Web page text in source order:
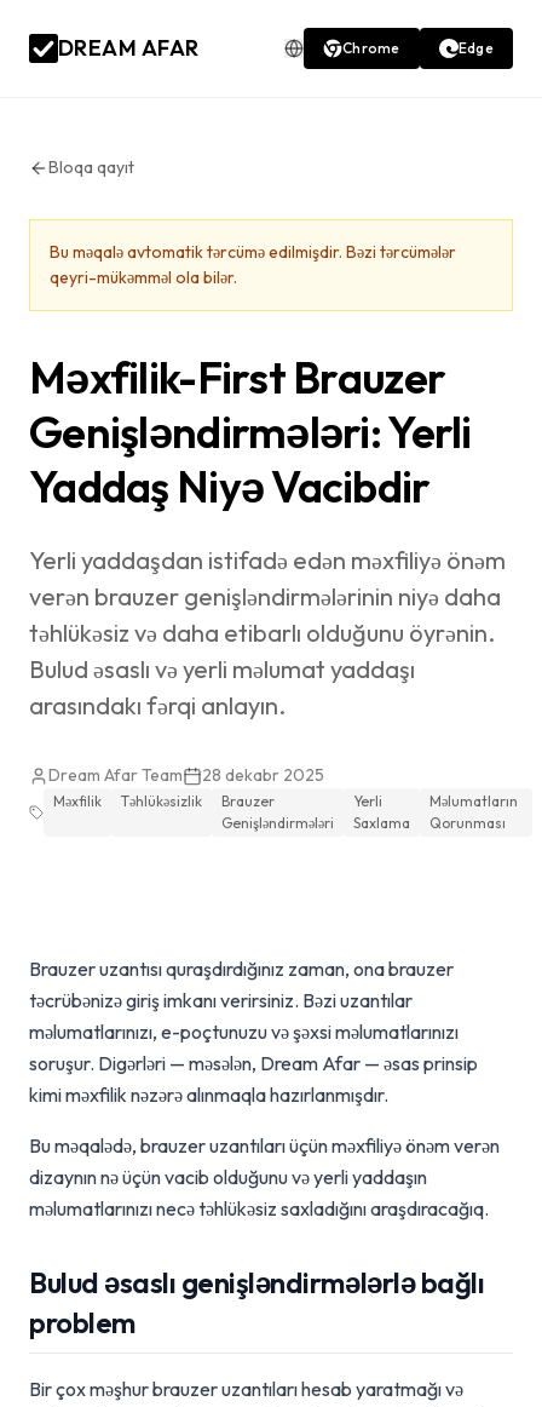
DREAM AFAR Chrome Edge
Bloqa qayıt
Bu məqalə avtomatik tərcümə edilmişdir. Bəzi tərcümələr
qeyri-mükəmməl ola bilər.
Məxfilik-First Brauzer
Genişləndirmələri: Yerli
Yaddaş Niyə Vacibdir
Yerli yaddaşdan istifadə edən məxfiliyə önəm
verən brauzer genişləndirmələrinin niyə daha
təhlükəsiz və daha etibarlı olduğunu öyrənin.
Bulud əsaslı və yerli məlumat yaddaşı
arasındakı fərqi anlayın.
Dream Afar Team 28 dekabr 2025
Məxfilik Təhlükəsizlik
Brauzer
Genişləndirmələri
Yerli
Saxlama
Məlumatların
Qorunması
Brauzer uzantısı quraşdırdığınız zaman, ona brauzer
təcrübənizə giriş imkanı verirsiniz. Bəzi uzantılar
məlumatlarınızı, e-poçtunuzu və şəxsi məlumatlarınızı
soruşur. Digərləri — məsələn, Dream Afar — əsas prinsip
kimi məxfilik nəzərə alınmaqla hazırlanmışdır.
Bu məqalədə, brauzer uzantıları üçün məxfiliyə önəm verən
dizaynın nə üçün vacib olduğunu və yerli yaddaşın
məlumatlarınızı necə təhlükəsiz saxladığını araşdıracağıq.
Bulud əsaslı genişləndirmələrlə bağlı
problem
Bir çox məşhur brauzer uzantıları hesab yaratmağı və